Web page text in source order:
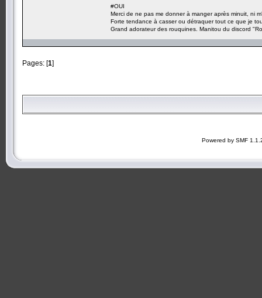
#OUI
Merci de ne pas me donner à manger après minuit, ni
Forte tendance à casser ou détraquer tout ce que je
Grand adorateur des rouquines. Manitou du discord
Pages: [1]
Powered by SMF